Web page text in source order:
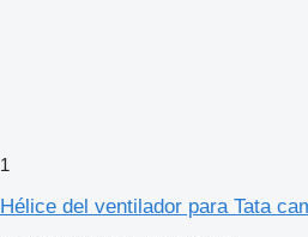
1
Hélice del ventilador para Tata